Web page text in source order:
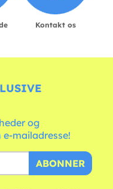
Kontakt os
og
mailadresse!
ABONNER